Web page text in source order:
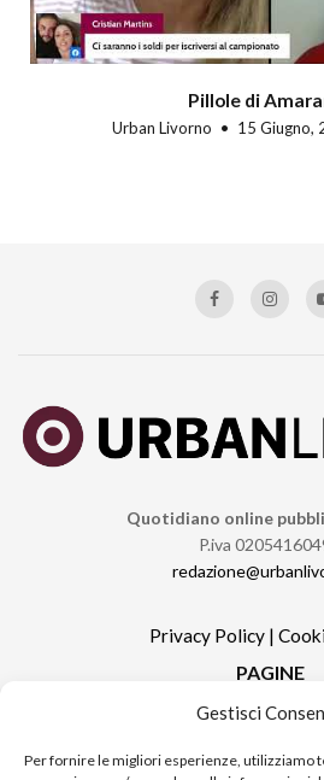
Gestisci
Per fornire le migliori esperienze, utilizziamo
Pillole di
Urban Livorno 15 Giugno,
Quotidiano online
P.iva
Privacy Policy |
PAGINE
Redazione
Contatti